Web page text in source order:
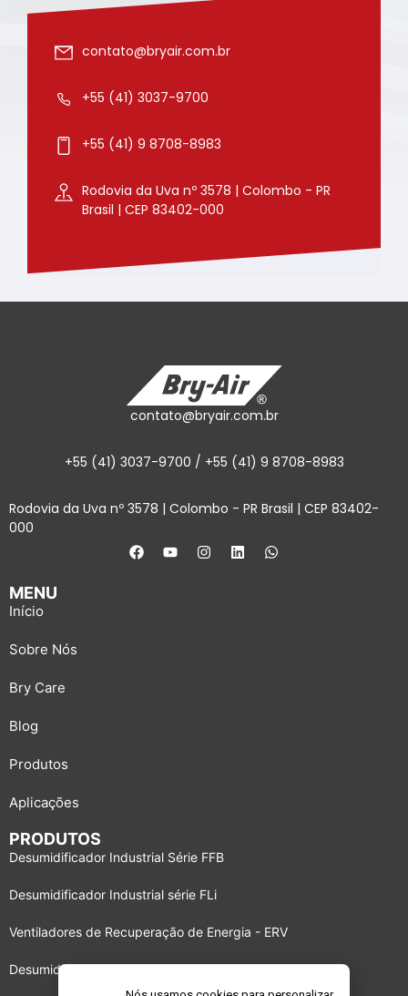
contato@bryair.com.br
+55 (41) 3037-9700
+55 (41) 9 8708-8983
Rodovia da Uva nº 3578 | Colombo - PR
Brasil | CEP 83402-000
contato@bryair.com.br
+55 (41) 3037-9700 / +55 (41) 9 8708-8983
Rodovia da Uva nº 3578 | Colombo - PR Brasil | CEP 83402-
000
Início
Sobre Nós
Bry Care
Blog
Produtos
Aplicações
MENU
PRODUTOS
Desumidificador Industrial Série FFB
Desumidificador Industrial série FLi
Ventiladores de Recuperação de Energia - ERV
Desumidificador Industrial série BBS